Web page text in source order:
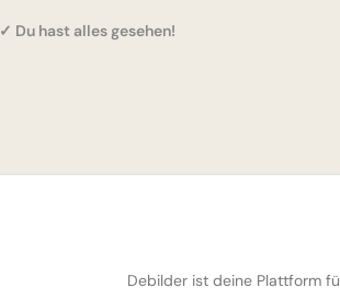
✓ Du hast alles gesehen!
Debilder ist deine Plattform